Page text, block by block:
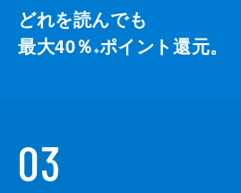
どれを読んでも
最大40％ ※ポイント還元。
03